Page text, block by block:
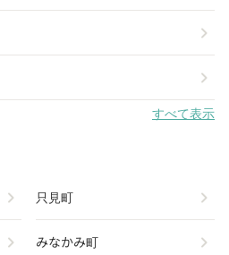
chevron_right
chevron_right
すべて表示
chevron_right 只見町 chevron_right
chevron_right みなかみ町 chevron_right